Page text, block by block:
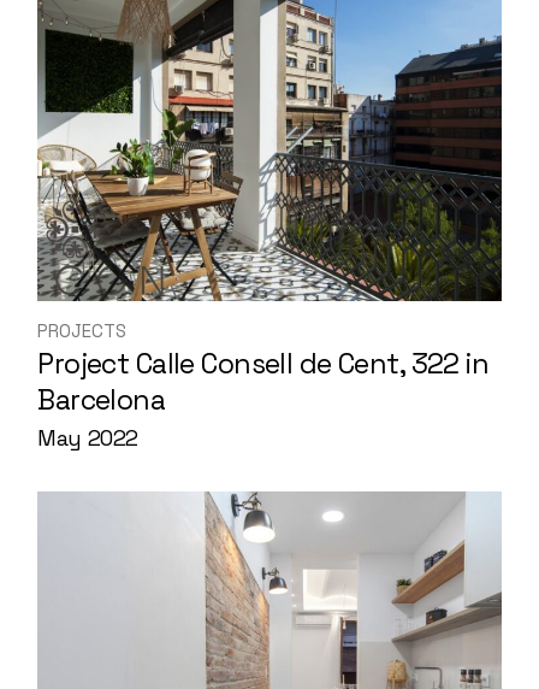
PROJECTS
Project Calle Consell de Cent, 322 in
Barcelona
May 2022